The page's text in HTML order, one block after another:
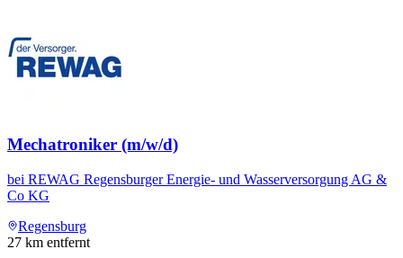
Mechatroniker (m/w/d)
bei REWAG Regensburger Energie- und Wasserversorgung AG &
Co KG
Regensburg
27 km entfernt